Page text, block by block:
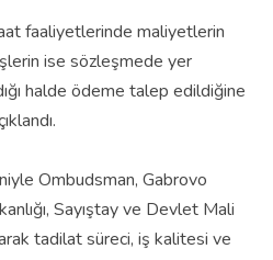
faaliyetlerinde maliyetlerin
ise sözleşmede yer
halde ödeme talep edildiğine
Ombudsman, Gabrovo
Sayıştay ve Devlet Mali
tadilat süreci, iş kalitesi ve